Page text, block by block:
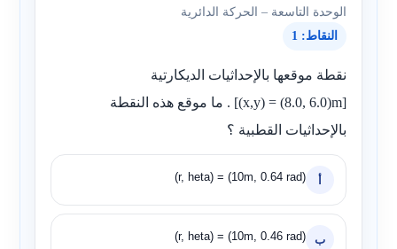
الوحدة التاسعة – الحركة الدائرية
النقاط: 1
نقطة موقعها بالإحداثيات الديكارتية
[(x,y) = (8.0, 6.0)m]. ما موقع هذه النقطة
بالإحداثيات القطبية ؟
أ (r, heta) = (10m, 0.64 rad)
ب (r, heta) = (10m, 0.46 rad)